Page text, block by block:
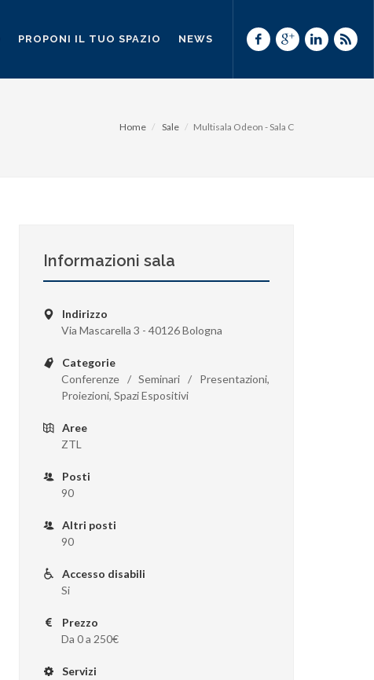
PROPONI IL TUO SPAZIO NEWS
Home Sale Multisala Odeon - Sala C
Informazioni sala
Indirizzo
Via Mascarella 3 - 40126 Bologna
Categorie
Conferenze / Seminari / Presentazioni,
Proiezioni, Spazi Espositivi
Aree
ZTL
Posti
90
Altri posti
90
Accesso disabili
Si
Prezzo
Da 0 a 250€
Servizi